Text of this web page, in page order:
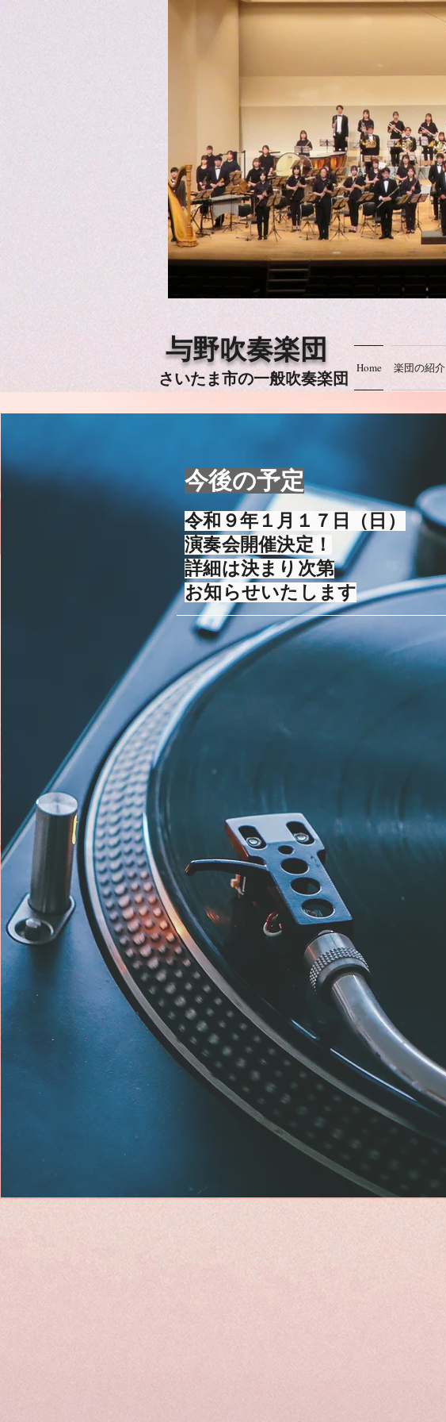
​​与野吹奏楽団
さいたま市の一般吹奏楽団 Home 楽団の紹介
​今後の予定
令和９年１月１７日（日）
演奏会開催決定！
詳細は決まり次第
​お知らせいたします